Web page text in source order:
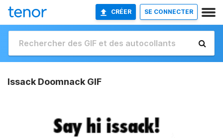
CRÉER SE CONNECTER
Issack Doomnack GIF